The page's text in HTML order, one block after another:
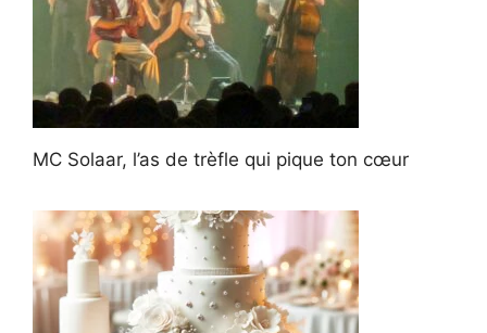
MC Solaar, l’as de trèfle qui pique ton cœur